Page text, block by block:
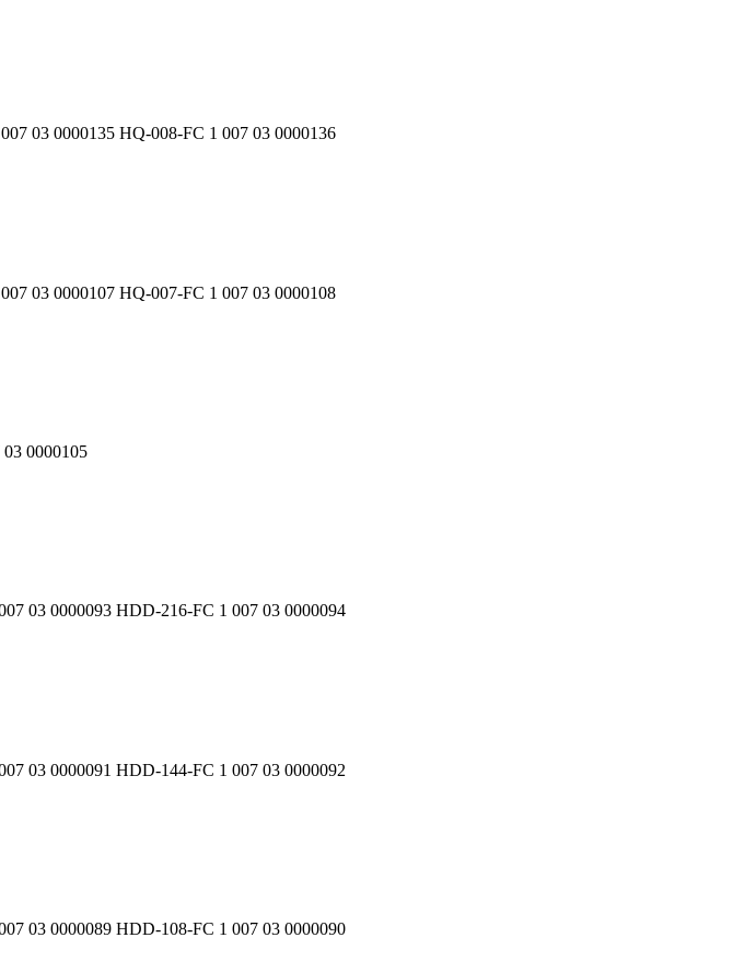
03 0000135 HQ-008-FC 1 007 03 0000136
03 0000107 HQ-007-FC 1 007 03 0000108
03 0000105
03 0000093 HDD-216-FC 1 007 03 0000094
03 0000091 HDD-144-FC 1 007 03 0000092
03 0000089 HDD-108-FC 1 007 03 0000090